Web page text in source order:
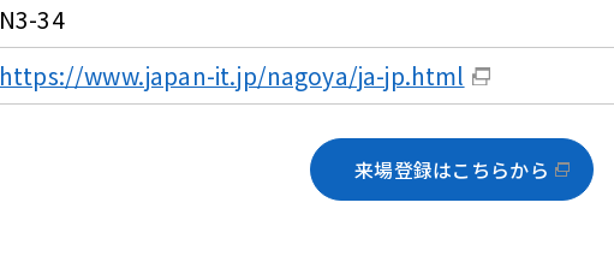
N3-34
https://www.japan-it.jp/nagoya/ja-jp.html
来場登録はこちらから